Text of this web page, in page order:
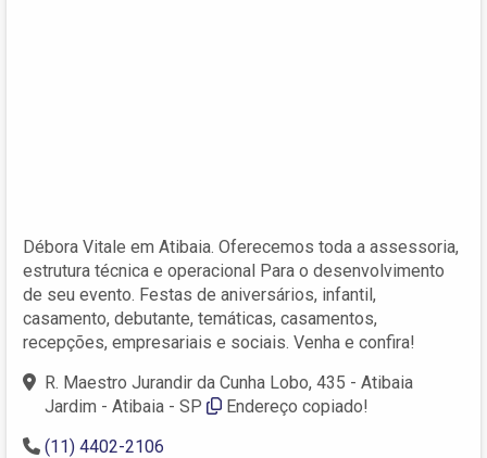
Débora Vitale em Atibaia. Oferecemos toda a assessoria,
estrutura técnica e operacional Para o desenvolvimento
de seu evento. Festas de aniversários, infantil,
casamento, debutante, temáticas, casamentos,
recepções, empresariais e sociais. Venha e confira!
R. Maestro Jurandir da Cunha Lobo, 435 - Atibaia
Jardim - Atibaia - SP
Endereço copiado!
(11) 4402-2106